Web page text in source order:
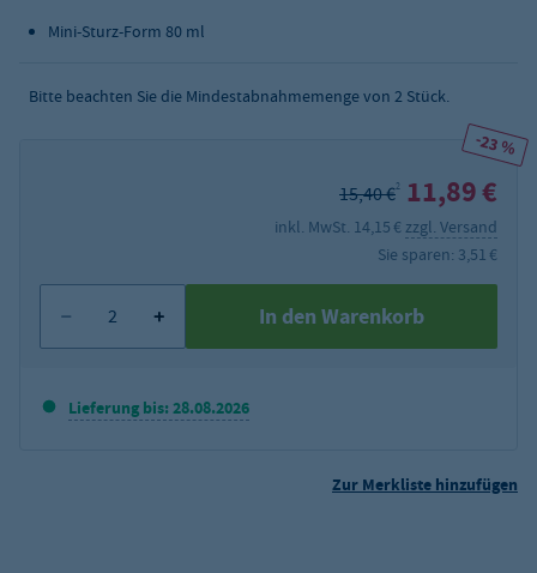
Mini-Sturz-Form 80 ml
Bitte beachten Sie die Mindestabnahmemenge von 2 Stück.
-23 %
15,40 €2 11,89 €
inkl. MwSt. 14,15 € zzgl. Versand
Sie sparen: 3,51 €
In den Warenkorb
Lieferung bis: 28.08.2026
Zur Merkliste hinzufügen